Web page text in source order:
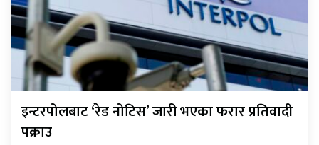
इन्टरपोलबाट ‘रेड नोटिस’ जारी भएका फरार प्रतिवादी
पक्राउ